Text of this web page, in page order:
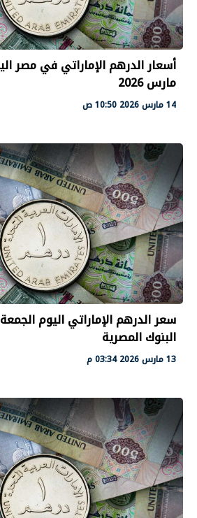
مارس 2026
14 مارس 2026 10:50 ص
البنوك المصرية
13 مارس 2026 03:34 م